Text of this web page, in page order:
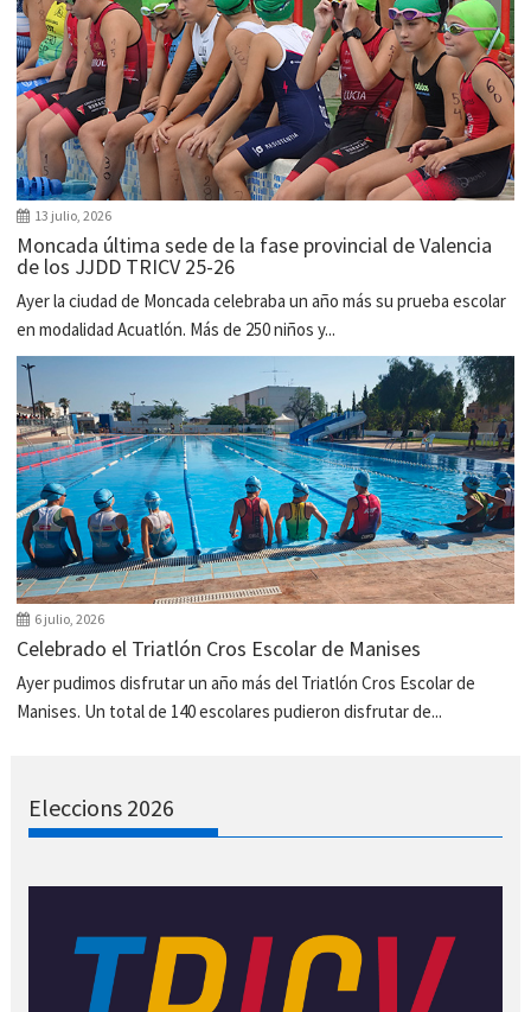
13 julio, 2026
Moncada última sede de la fase provincial de Valencia
de los JJDD TRICV 25-26
Ayer la ciudad de Moncada celebraba un año más su prueba escolar
en modalidad Acuatlón. Más de 250 niños y...
6 julio, 2026
Celebrado el Triatlón Cros Escolar de Manises
Ayer pudimos disfrutar un año más del Triatlón Cros Escolar de
Manises. Un total de 140 escolares pudieron disfrutar de...
Eleccions 2026